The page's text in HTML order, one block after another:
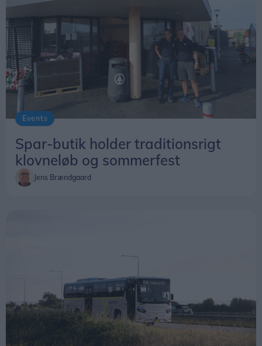
Den nye naturlegeplads forventes at være
etableret og klar til brug inden udgangen af 2026.
Events
Spar-butik holder traditionsrigt
klovneløb og sommerfest
Jens Brændgaard